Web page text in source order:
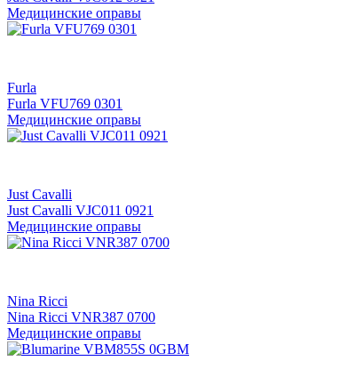
Медицинские оправы
Furla
Furla VFU769 0301
Медицинские оправы
Just Cavalli
Just Cavalli VJC011 0921
Медицинские оправы
Nina Ricci
Nina Ricci VNR387 0700
Медицинские оправы